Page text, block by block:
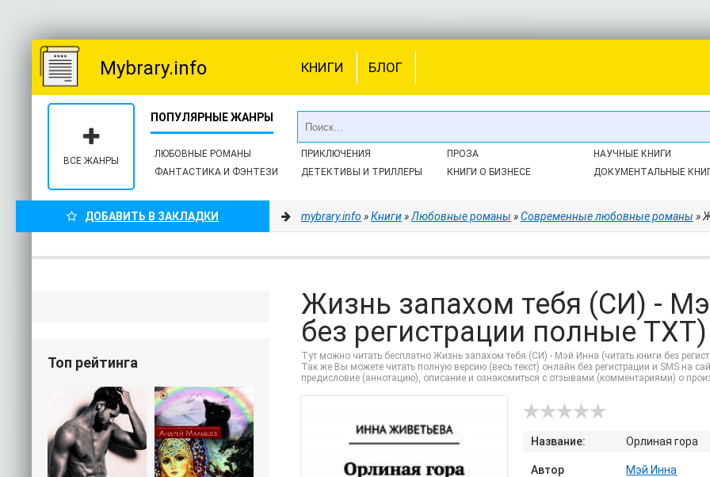
Mybrary.info КНИГИ БЛОГ
ЛЮБОВНЫЕ РОМАНЫ
ФАНТАСТИКА И ФЭНТЕЗИ
ПРИКЛЮЧЕНИЯ
ДЕТЕКТИВЫ И ТРИЛЛЕРЫ
ПРОЗА
КНИГИ О БИЗНЕСЕ
НАУЧНЫЕ КНИГИ
ДОКУМЕНТАЛЬНЫЕ
ВСЕ ЖАНРЫ
ДОБАВИТЬ В ЗАКЛАДКИ mybrary.info »Книги»Любовные романы »Современные любовные романы »
Жизнь запахом тебя (СИ) -
без регистрации полные TXT)
Тут можно читать бесплатно Жизнь запахом тебя (СИ) - Мэй Инна (читать книги без
Так же Вы можете читать полную версию (весь текст) онлайн без регистрации и SMS на
предисловие (аннотацию), описание и ознакомиться с отзывами (комментариями) о
Название: Орлиная гора
Автор Мэй Инна
Топ рейтинга